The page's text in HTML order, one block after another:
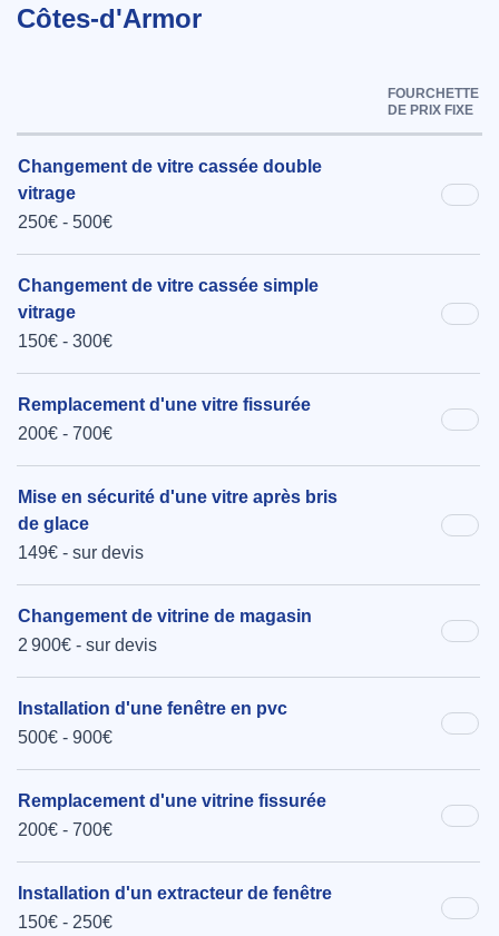
Côtes-d'Armor
FOURCHETTE
DE PRIX FIXE
Changement de vitre cassée double
vitrage
250€ - 500€
Changement de vitre cassée simple
vitrage
150€ - 300€
Remplacement d'une vitre fissurée
200€ - 700€
Mise en sécurité d'une vitre après bris
de glace
149€ - sur devis
Changement de vitrine de magasin
2 900€ - sur devis
Installation d'une fenêtre en pvc
500€ - 900€
Remplacement d'une vitrine fissurée
200€ - 700€
Installation d'un extracteur de fenêtre
150€ - 250€